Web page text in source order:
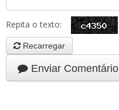
Repita o texto:
Recarregar
Enviar Comentário